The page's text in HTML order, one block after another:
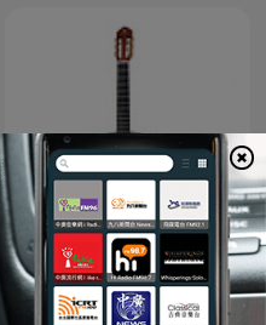
古典小品独奏（一） - 15首